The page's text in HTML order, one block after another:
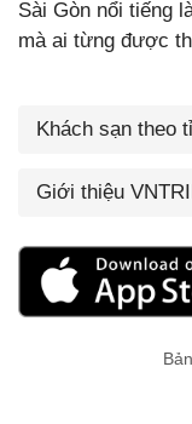
Sài Gòn nổi tiếng
mà ai từng được
Khách sạn theo
Giới thiệu